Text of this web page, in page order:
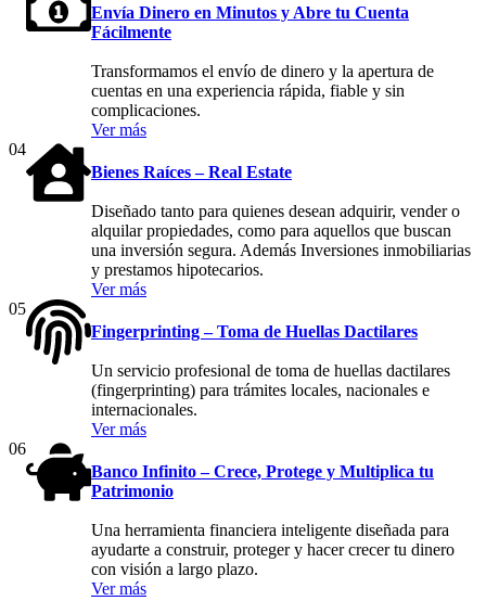
Envía Dinero en Minutos y Abre tu Cuenta
Fácilmente
Transformamos el envío de dinero y la apertura de
cuentas en una experiencia rápida, fiable y sin
complicaciones.
Ver más
04
Bienes Raíces – Real Estate
Diseñado tanto para quienes desean adquirir, vender o
alquilar propiedades, como para aquellos que buscan
una inversión segura. Además Inversiones inmobiliarias
y prestamos hipotecarios.
Ver más
05
Fingerprinting – Toma de Huellas Dactilares
Un servicio profesional de toma de huellas dactilares
(fingerprinting) para trámites locales, nacionales e
internacionales.
Ver más
06
Banco Infinito – Crece, Protege y Multiplica tu
Patrimonio
Una herramienta financiera inteligente diseñada para
ayudarte a construir, proteger y hacer crecer tu dinero
con visión a largo plazo.
Ver más